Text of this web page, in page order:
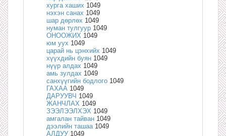
хурга хаших 1049
нэхэн санах 1049
шар дөрлөх 1049
нуман тулгуур 1049
ОНООЖИХ 1049
юм уух 1049
царай нь цэнхийх 1049
хүүхдийн буян 1049
нүүр алдах 1049
амь зулдах 1049
санхүүгийн бодлого 1049
ГАХАА 1049
ДАРУУВЧ 1049
ЖАНЧЛАХ 1049
ЗЭЭЛЭЭЛХЭХ 1049
амгалан тайван 1049
дээлийн ташаа 1049
АЛДУУ 1049